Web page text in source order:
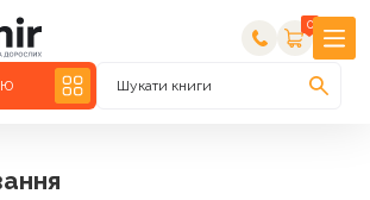
0
Шукати книги